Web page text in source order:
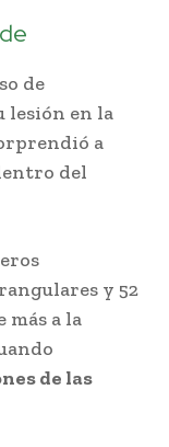
de
lesión en la
a
del
y 52
más a la
de las